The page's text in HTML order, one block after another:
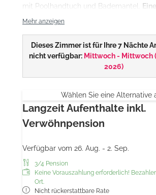
mit Poolhandtuch und Bademantel.
Doppelzimmer DeLuxe Design verfügt
Sauna zur Privatbenützung
Mehr anzeigen
Dieses Zimmer ist für Ihre 7 Nächte
nicht verfügbar: Mittwoch - Mittwoch(
2026)
Wählen Sie eine Alternative
Langzeit Aufenthalte inkl.
Verwöhnpension
Verfügbar vom 26. Aug. - 2. Sep.
3/4 Pension
Keine Vorauszahlung erforderlich!
Ort.
Nicht rückerstattbare Rate